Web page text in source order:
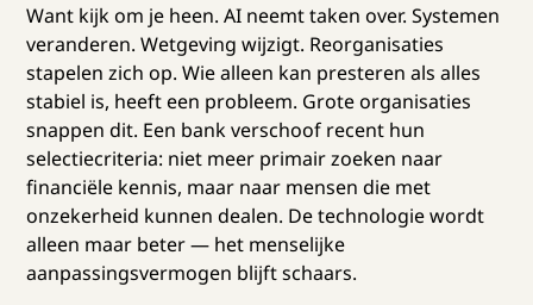
Want kijk om je heen. AI neemt taken over. Systemen
veranderen. Wetgeving wijzigt. Reorganisaties
stapelen zich op. Wie alleen kan presteren als alles
stabiel is, heeft een probleem. Grote organisaties
snappen dit. Een bank verschoof recent hun
selectiecriteria: niet meer primair zoeken naar
financiële kennis, maar naar mensen die met
onzekerheid kunnen dealen. De technologie wordt
alleen maar beter — het menselijke
aanpassingsvermogen blijft schaars.